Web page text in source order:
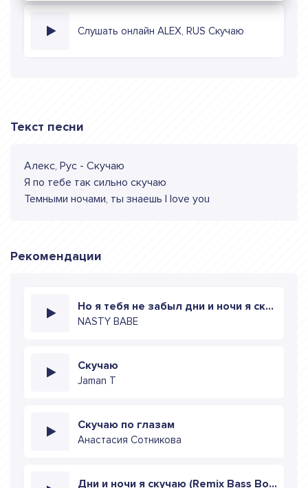
Слушать онлайн ALEX, RUS Скучаю
Текст песни
Алекс, Рус - Скучаю
Я по тебе так сильно скучаю
Темными ночами, ты знаешь I love you
Рекомендации
Но я тебя не забыл дни и ночи я скучаю
NASTY BABE
Скучаю
Jaman T
Скучаю по глазам
Анастасия Сотникова
Дни и ночи я скучаю (Remix Bass Boosted)